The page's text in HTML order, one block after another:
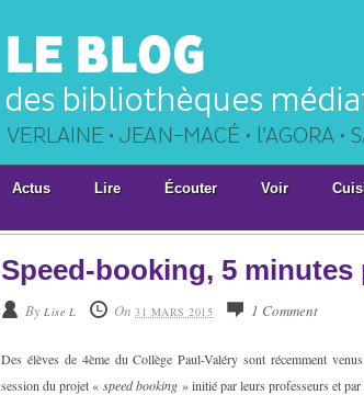
Actus Lire Écouter Voir
Speed-booking, 5
By Lise L On 31 MARS 2015 1 Comment
Des élèves de 4ème du Collège Paul-Valéry sont récemment
session du projet « speed booking » initié par leurs professeurs et